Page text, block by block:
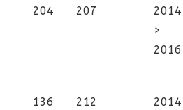
204 207
2014
>
2016
136 212
2014